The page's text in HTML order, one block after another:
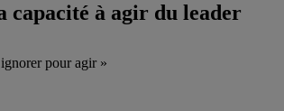
capacité à agir du leader
pour agir »